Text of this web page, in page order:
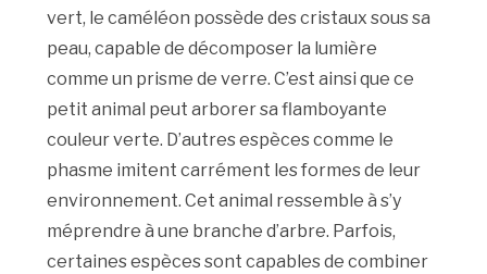
vert, le caméléon possède des cristaux sous sa
peau, capable de décomposer la lumière
comme un prisme de verre. C’est ainsi que ce
petit animal peut arborer sa flamboyante
couleur verte. D’autres espèces comme le
phasme imitent carrément les formes de leur
environnement. Cet animal ressemble à s’y
méprendre à une branche d’arbre. Parfois,
certaines espèces sont capables de combiner